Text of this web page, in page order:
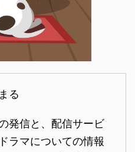
る
発信と、配信サービ
ラマについての情報